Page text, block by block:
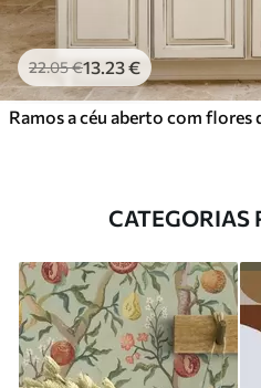
22.05€13.23€
CATEGORIAS